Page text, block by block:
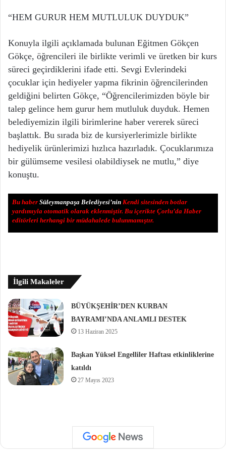
“HEM GURUR HEM MUTLULUK DUYDUK”
Konuyla ilgili açıklamada bulunan Eğitmen Gökçen
Gökçe, öğrencileri ile birlikte verimli ve üretken bir kurs
süreci geçirdiklerini ifade etti. Sevgi Evlerindeki
çocuklar için hediyeler yapma fikrinin öğrencilerinden
geldiğini belirten Gökçe, “Öğrencilerimizden böyle bir
talep gelince hem gurur hem mutluluk duyduk. Hemen
belediyemizin ilgili birimlerine haber vererek süreci
başlattık. Bu sırada biz de kursiyerlerimizle birlikte
hediyelik ürünlerimizi hızlıca hazırladık. Çocuklarımıza
bir gülümseme vesilesi olabildiysek ne mutlu,” diye
konuştu.
Bu haberSüleymanpaşa Belediyesi’nin Kendi sitesinden botlar
yardımıyla otomatik olarak eklenmiştir. Bu içerikte Çorlu’da Haber
editörleri herhangi bir müdahalede bulunmamıştır.
İlgili Makaleler
BÜYÜKŞEHİR’DEN KURBAN
BAYRAMI’NDA ANLAMLI DESTEK
13 Haziran 2025
Başkan Yüksel Engelliler Haftası etkinliklerine
katıldı
27 Mayıs 2023